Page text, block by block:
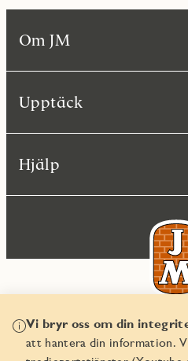
Vi bryr oss om din
att hantera din information.
Om JM
Upptäck
Hjälp
© JM AB